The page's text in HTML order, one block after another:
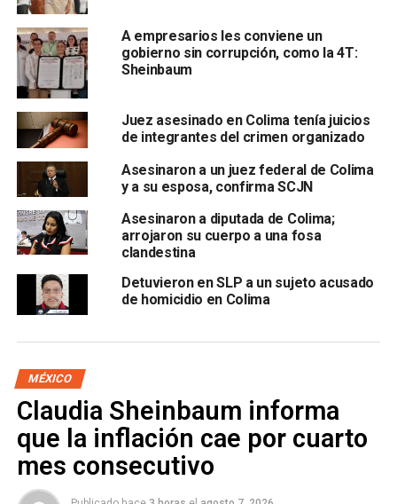
Villegas contaba con las medidas asignadas por el
Judicial de la Federacióndesde 2017, año en el que fue
designado como juez de Distrito pero en 2019 presentó
en escrito una renuncia a las mismas.
Las medidas básicas que se asignan a un juzgador para la
protección constan de un auto blindado y un par de
escoltas que los acompañan las 24 horas del día.
Desde el pasado 1 de febrero, Uriel Villegas fue adscrito
Centro de Justicia Penal Federalen Colima, debido a
También lee:
ARTÍCULOS RELACIONADOS: COLIMA
RUBÉN OSEGUERA
URIEL VILLEGAS ORTIZ
SIGUIENTE
A empresarios les conviene un
gobierno sin corrupción, como la 4T:
Sheinbaum
Juez asesinado en Colima tenía juicios
de integrantes del crimen organizado
Asesinaron a un juez federal de Colima
y a su esposa, confirma SCJN
Asesinaron a diputada de Colima;
arrojaron su cuerpo a una fosa
clandestina
Detuvieron en SLP a un sujeto acusado
de homicidio en Colima
MÉXICO
Claudia Sheinbaum informa
que la inflación cae por cuarto
mes consecutivo